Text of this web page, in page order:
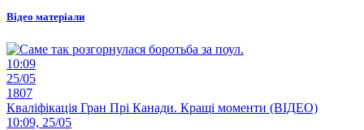
Відео матеріали
10:09
25/05
1807
Кваліфікація Гран Прі Канади. Кращі моменти (ВІДЕО)
10:09, 25/05